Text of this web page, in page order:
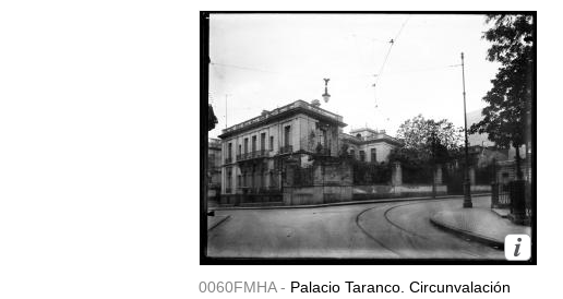
0060FMHA - Palacio Taranco. Circunvalación